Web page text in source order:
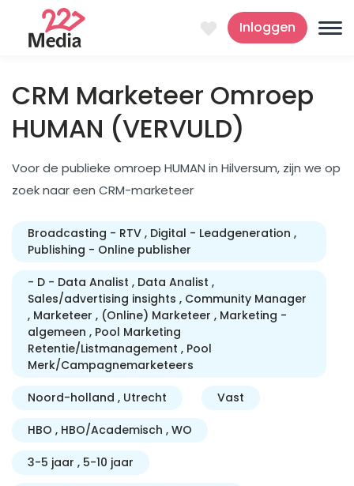
Inloggen
CRM Marketeer Omroep
HUMAN (VERVULD)
Voor de publieke omroep HUMAN in Hilversum, zijn we op
zoek naar een CRM-marketeer
Broadcasting - RTV Digital - Leadgeneration
Publishing - Online publisher
- D - Data Analist
Data Analist
Sales/advertising insights
Community Manager
Marketeer
(Online) Marketeer
Marketing -
algemeen
Pool Marketing
Retentie/Listmanagement
Pool
Merk/Campagnemarketeers
Noord-holland Utrecht Vast
HBO HBO/Academisch WO
3-5 jaar 5-10 jaar